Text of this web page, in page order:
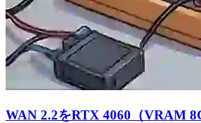
WAN 2.2をRTX 4060（VRAM